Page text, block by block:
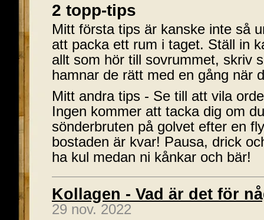
2 topp-tips
Mitt första tips är kanske inte så
att packa ett rum i taget. Ställ in
allt som hör till sovrummet, skriv
hamnar de rätt med en gång när
Mitt andra tips - Se till att vila
Ingen kommer att tacka dig om
sönderbruten på golvet efter en
bostaden är kvar! Pausa, drick
ha kul medan ni kånkar och bär!
Kollagen - Vad är det för
29 nov. 2022